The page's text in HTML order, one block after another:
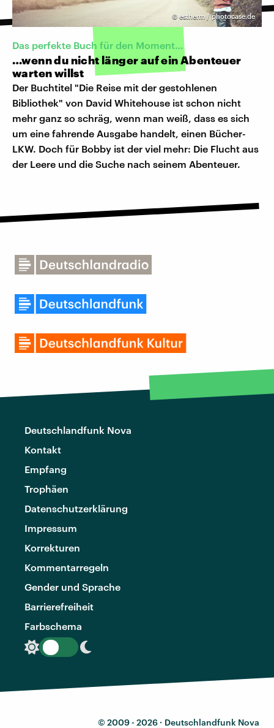
© estherm / photocase.de
Das perfekte Buch für den Moment…
…wenn du nicht länger auf ein Abenteuer
warten willst
Der Buchtitel "Die Reise mit der gestohlenen
Bibliothek" von David Whitehouse ist schon nicht
mehr ganz so schräg, wenn man weiß, dass es sich
um eine fahrende Ausgabe handelt, einen Bücher-
LKW. Doch für Bobby ist der viel mehr: Die Flucht aus
der Leere und die Suche nach seinem Abenteuer.
Deutschlandfunk Nova
Kontakt
Empfang
Trophäen
Datenschutzerklärung
Impressum
Korrekturen
Kommentarregeln
Gender und Sprache
Barrierefreiheit
Farbschema
© 2009 - 2026 · Deutschlandfunk Nova